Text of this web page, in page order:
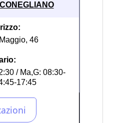
46
/ Ma,G: 08:30-
17:45